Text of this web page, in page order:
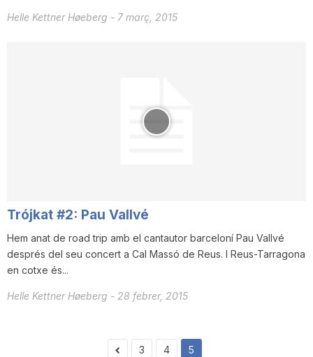
Helle Kettner Høeberg - 7 març, 2015
Trójkat #2: Pau Vallvé
Hem anat de road trip amb el cantautor barceloní Pau Vallvé
després del seu concert a Cal Massó de Reus. I Reus-Tarragona
en cotxe és...
Helle Kettner Høeberg - 28 febrer, 2015
3 4 5